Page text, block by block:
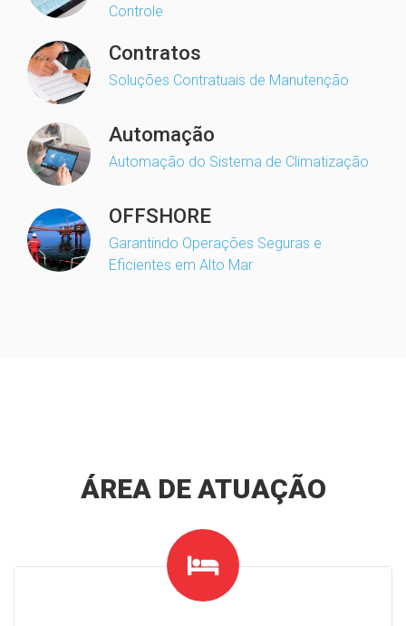
Controle
Contratos
Soluções Contratuais de Manutenção
Automação
Automação do Sistema de Climatização
OFFSHORE
Garantindo Operações Seguras e
Eficientes em Alto Mar
ÁREA DE ATUAÇÃO